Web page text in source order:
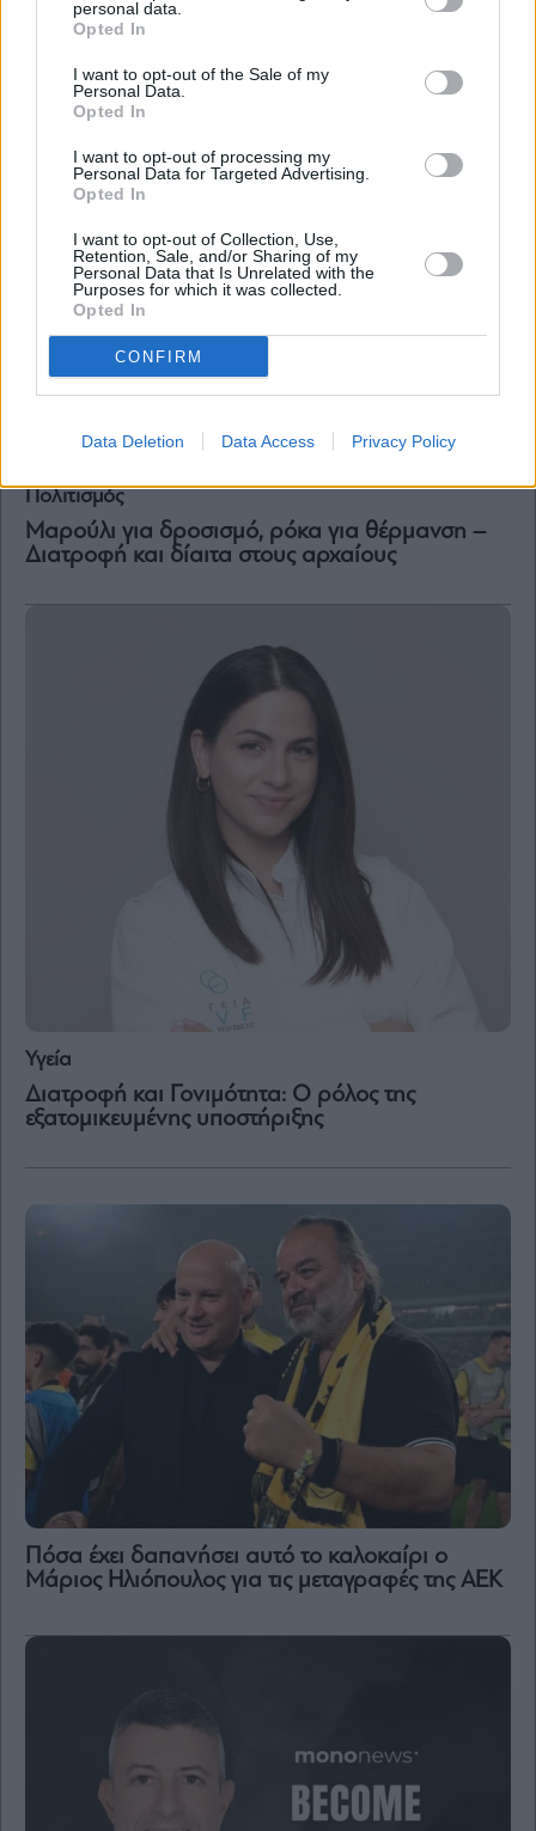
personal data.
Opted In
I want to opt-out of the Sale of my
Personal Data.
Opted In
I want to opt-out of processing my
Personal Data for Targeted Advertising.
Opted In
I want to opt-out of Collection, Use,
Retention, Sale, and/or Sharing of my
Personal Data that Is Unrelated with the
Purposes for which it was collected.
Opted In
CONFIRM
Data Deletion Data Access Privacy Policy
διατροφή και την άσκηση
Πολιτισμός
Μαρούλι για δροσισμό, ρόκα για θέρμανση –
Διατροφή και δίαιτα στους αρχαίους
Υγεία
Διατροφή και Γονιμότητα: Ο ρόλος της
εξατομικευμένης υποστήριξης
Πόσα έχει δαπανήσει αυτό το καλοκαίρι ο
Μάριος Ηλιόπουλος για τις μεταγραφές της ΑΕΚ